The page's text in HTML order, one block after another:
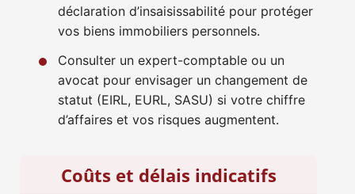
déclaration d’insaisissabilité pour protéger
vos biens immobiliers personnels.
Consulter un expert-comptable ou un
avocat pour envisager un changement de
statut (EIRL, EURL, SASU) si votre chiffre
d’affaires et vos risques augmentent.
Coûts et délais indicatifs